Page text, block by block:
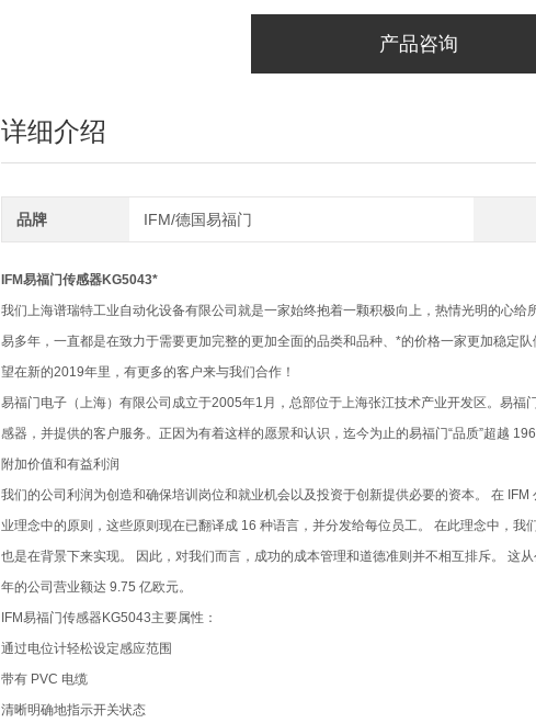
产品咨询
详细介绍
品牌 IFM/德国易福门
IFM易福门传感器KG5043*
我们上海谱瑞特工业自动化设备有限公司就是一家始终抱着一颗积极向上，热情光明的心
易多年，一直都是在致力于需要更加完整的更加全面的品类和品种、*的价格一家更加稳定
望在新的2019年里，有更多的客户来与我们合作！
易福门电子（上海）有限公司成立于2005年1月，总部位于上海张江技术产业开发区。易
感器，并提供的客户服务。正因为有着这样的愿景和认识，迄今为止的易福门“品质”超越
附加价值和有益利润
我们的公司利润为创造和确保培训岗位和就业机会以及投资于创新提供必要的资本。 在
业理念中的原则，这些原则现在已翻译成 16 种语言，并分发给每位员工。 在此理念中，
也是在背景下来实现。 因此，对我们而言，成功的成本管理和道德准则并不相互排斥。 这
年的公司营业额达 9.75 亿欧元。
IFM易福门传感器KG5043主要属性：
通过电位计轻松设定感应范围
带有 PVC 电缆
清晰明确地指示开关状态